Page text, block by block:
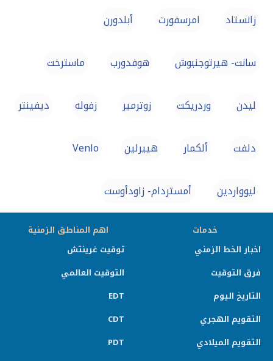
زانستاد امرسفورت أبلدورن
سانت- هيرتوجنبوش هوفدورب ماسترخت
ليدن وردريكت زوترمير زفوله ديفينتر
دلفت ألكمار هييرلين Venlo
ليوواردين أمستردام- زاودأوست
خدمات
اخبار الخط الزمني
فرق التوقيت
التاريخ اليوم
التقويم الهجري
التقويم الميلادي
اهم المناطق الزمنية
توقيت غرينتش
التوقيت العالمي
EDT
CDT
PDT